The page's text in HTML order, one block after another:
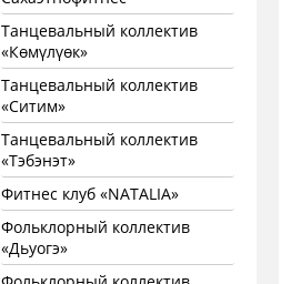
Танцевальный коллектив
«Көмүлүөк»
Танцевальный коллектив
«Ситим»
Танцевальный коллектив
«Тэбэнэт»
Фитнес клуб «NATALIA»
Фольклорный коллектив
«Дьуогэ»